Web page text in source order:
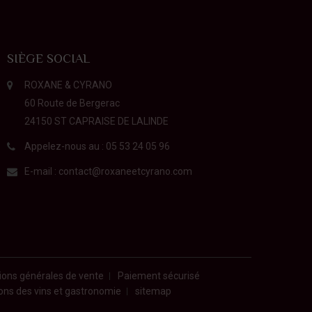
SIÈGE SOCIAL
ROXANE & CYRANO
60 Route de Bergerac
24150 ST CAPRAISE DE LALINDE
Appelez-nous au : 05 53 24 05 96
E-mail : contact@roxaneetcyrano.com
générales de vente
Paiement sécurisé
des vins et gastronomie sitemap